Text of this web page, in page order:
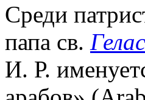
Среди
папа св.
И. Р.